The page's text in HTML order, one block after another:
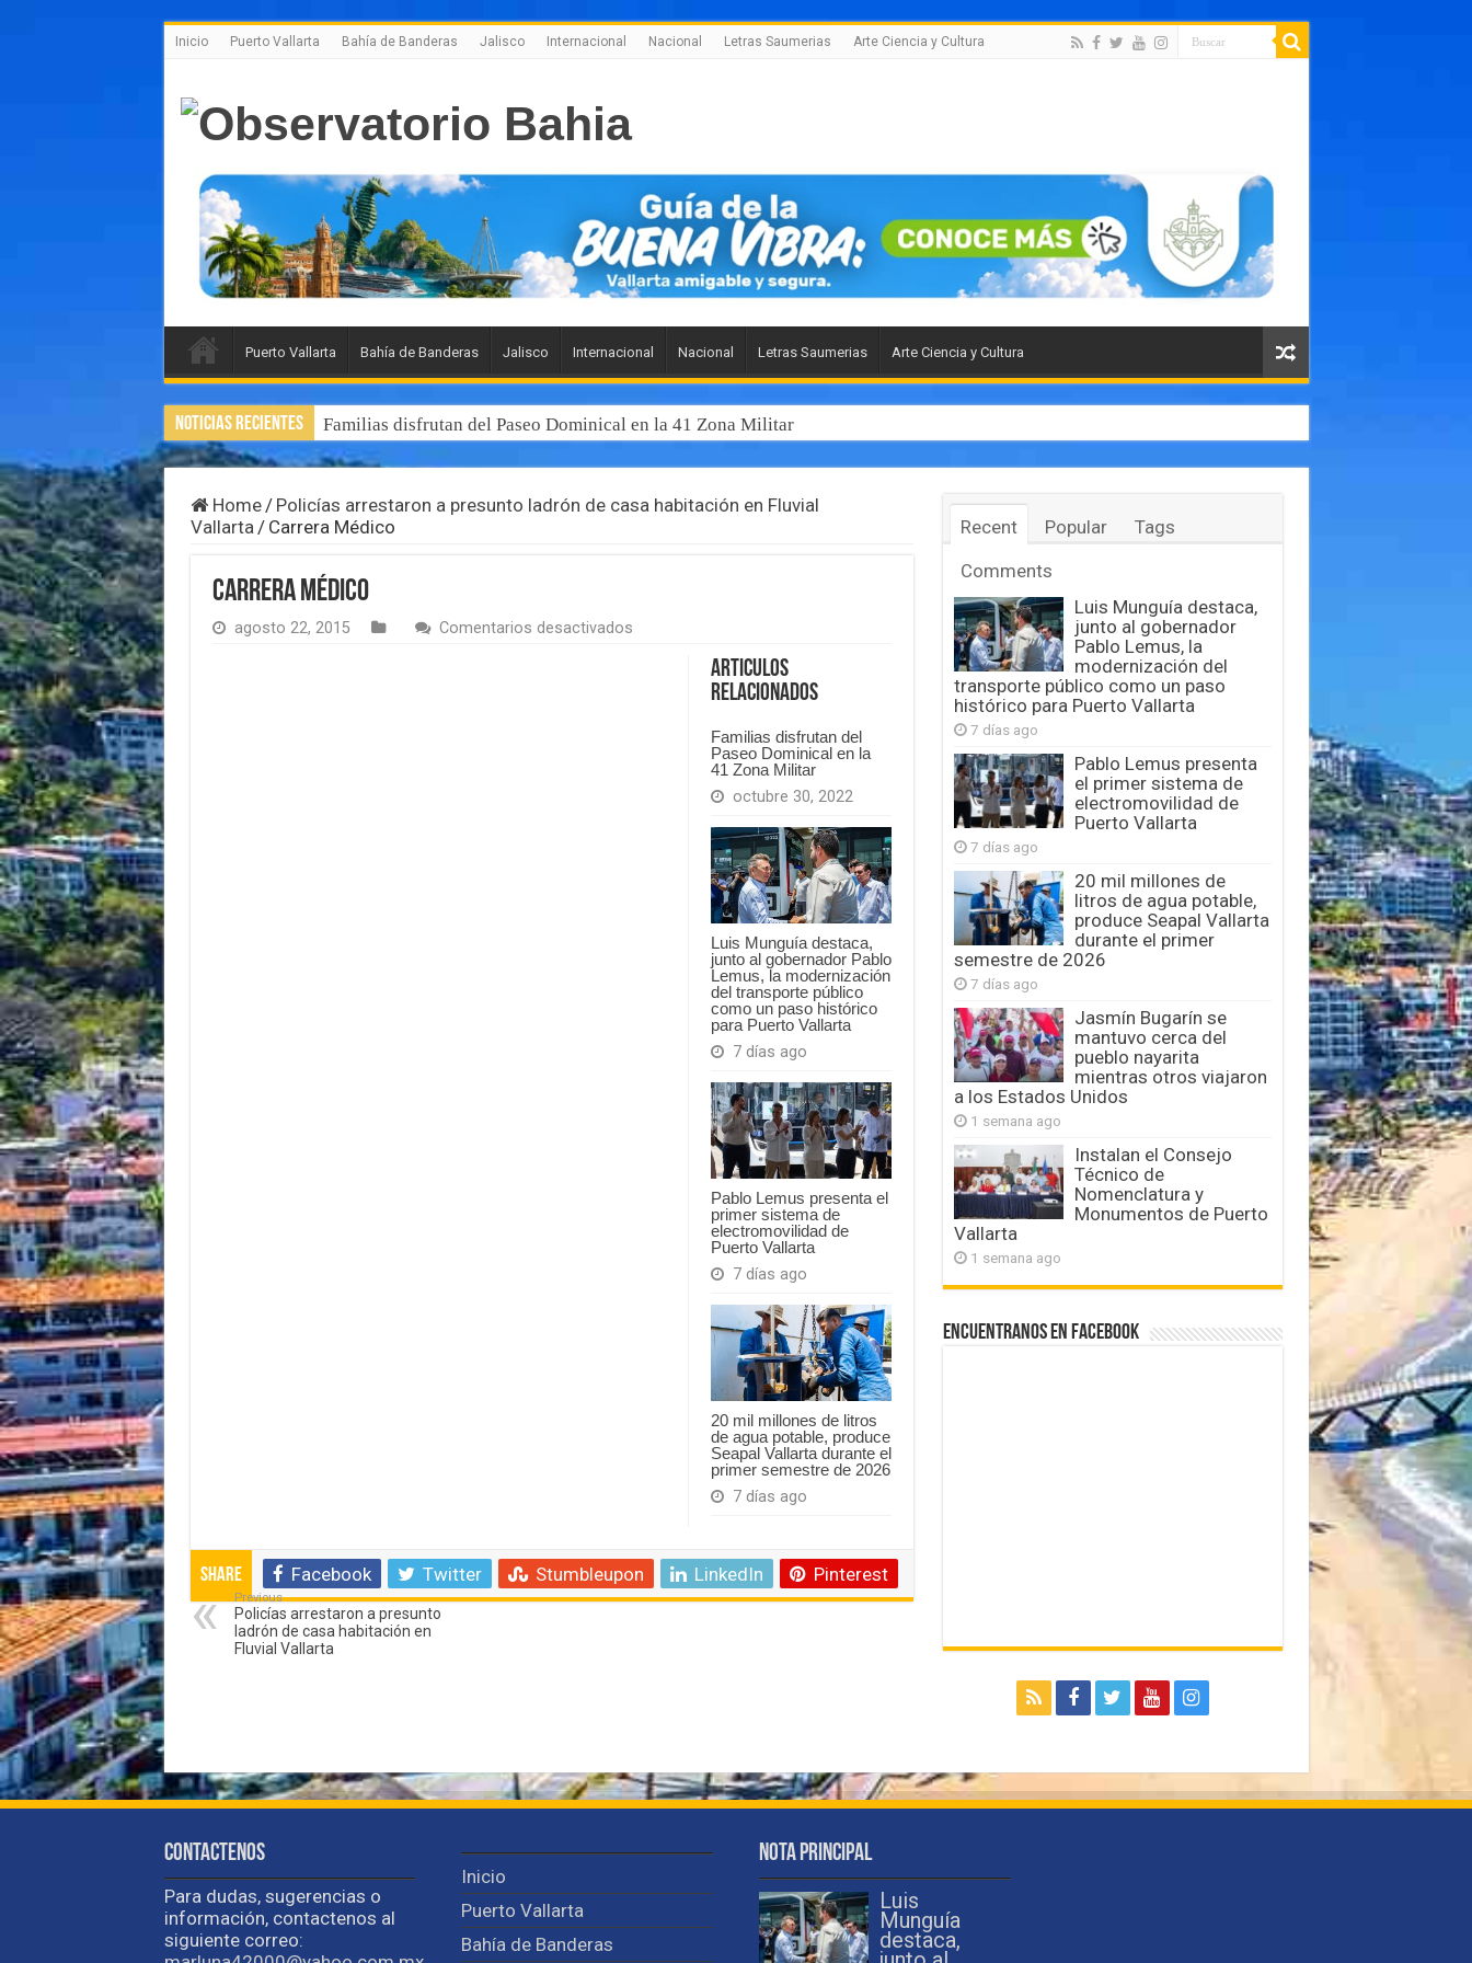
Inicio Puerto Vallarta Bahía de Banderas Jalisco Internacional Nacional Letras Saumerias Arte Ciencia y Cultura
Puerto Vallarta Bahía de Banderas Jalisco Internacional Nacional Letras Saumerias Arte Ciencia y Cultura
Noticias Recientes Familias disfrutan del Paseo Dominical en la 41 Zona Militar
Home/ Policías arrestaron a presunto ladrón de casa habitación en Fluvial
Vallarta/ Carrera Médico
Carrera Médico
agosto 22, 2015 Comentarios desactivadosen
Articulos
Relacionados
Familias disfrutan del
Paseo Dominical en la
41 Zona Militar
octubre 30, 2022
Luis Munguía destaca,
junto al gobernador Pablo
Lemus, la modernización
del transporte público
como un paso histórico
para Puerto Vallarta
7 días ago
Pablo Lemus presenta el
primer sistema de
electromovilidad de
Puerto Vallarta
7 días ago
20 mil millones de litros
de agua potable, produce
Seapal Vallarta durante el
primer semestre de 2026
7 días ago
Share Facebook Twitter Stumbleupon LinkedIn Pinterest
Previous
Policías arrestaron a presunto
ladrón de casa habitación en
Fluvial Vallarta
Recent Popular
Tags
Comments
Luis Munguía destaca,
junto al gobernador
Pablo Lemus, la
modernización del
transporte público como un paso
histórico para Puerto Vallarta
7 días ago
Pablo Lemus presenta
el primer sistema de
electromovilidad de
Puerto Vallarta
7 días ago
20 mil millones de
litros de agua potable,
produce Seapal Vallarta
durante el primer
semestre de 2026
7 días ago
Jasmín Bugarín se
mantuvo cerca del
pueblo nayarita
mientras otros viajaron
a los Estados Unidos
1 semana ago
Instalan el Consejo
Técnico de
Nomenclatura y
Monumentos de Puerto
Vallarta
1 semana ago
Encuentranos en Facebook
Contactenos
Para dudas, sugerencias o
información, contactenos al
siguiente correo:
Inicio
Puerto Vallarta
Bahía de Banderas
Nota Principal
Luis
Munguía
destaca,